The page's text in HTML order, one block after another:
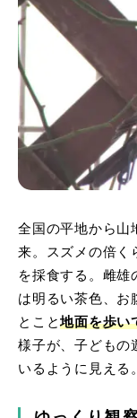
全国の平地から山
来。スズメの倍く
を採食する。雌雄
は明るい茶色、お
とこと地面を歩い
様子が、子どもの
いるように見える